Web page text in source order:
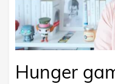
Hunger